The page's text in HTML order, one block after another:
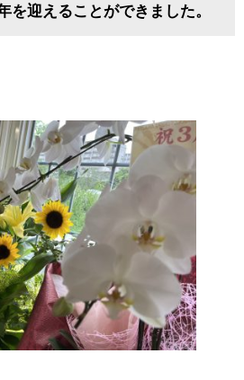
を迎えることができました。